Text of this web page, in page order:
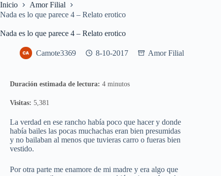
Inicio
Amor Filial
Nada es lo que parece 4 – Relato erotico
Nada es lo que parece 4 – Relato erotico
Camote3369 8-10-2017 Amor Filial
Duración estimada de lectura: 4 minutos
Visitas: 5,381
La verdad en ese rancho había poco que hacer y donde
había bailes las pocas muchachas eran bien presumidas
y no bailaban al menos que tuvieras carro o fueras bien
vestido.
Por otra parte me enamore de mi madre y era algo que